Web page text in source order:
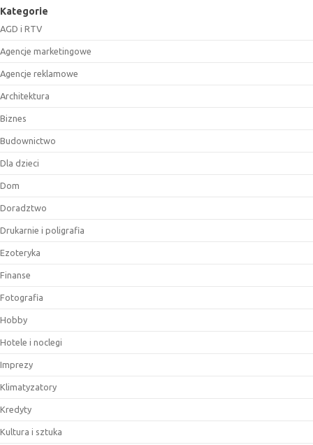
Kategorie
AGD i RTV
Agencje marketingowe
Agencje reklamowe
Architektura
Biznes
Budownictwo
Dla dzieci
Dom
Doradztwo
Drukarnie i poligrafia
Ezoteryka
Finanse
Fotografia
Hobby
Hotele i noclegi
Imprezy
Klimatyzatory
Kredyty
Kultura i sztuka